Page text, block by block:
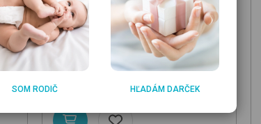
GREEN SPROUTS
701058
H25 White Seashells
detské nohavicové plavky
17.50
SOM RODIČ HĽADÁM DARČEK